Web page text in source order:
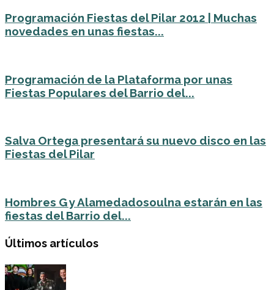
Programación Fiestas del Pilar 2012 | Muchas
novedades en unas fiestas...
Programación de la Plataforma por unas
Fiestas Populares del Barrio del...
Salva Ortega presentará su nuevo disco en las
Fiestas del Pilar
Hombres G y Alamedadosoulna estarán en las
fiestas del Barrio del...
Últimos artículos